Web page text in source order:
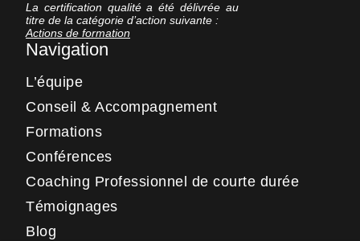
La certification qualité a été délivrée au
titre de la catégorie d’action suivante :
Actions de formation
Navigation
L’équipe
Conseil & Accompagnement
Formations
Conférences
Coaching Professionnel de courte durée
Témoignages
Blog